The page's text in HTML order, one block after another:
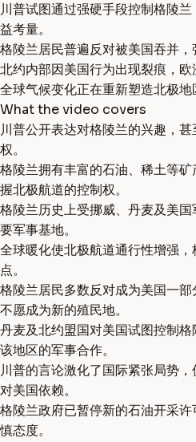
川普试图通过强硬手段控制格陵
益考量。
格陵兰居民普遍反对被美国吞并，
北约内部因美国行为出现裂痕，欧
全球气候变化正在重新塑造北极地
What the video covers
川普公开表达对格陵兰的兴趣，
权。
格陵兰拥有丰富的石油、稀土等
握北极航道的控制权。
格陵兰历史上受挪威、丹麦及美
要军事基地。
全球暖化使北极航道通行性增强
点。
格陵兰居民多数反对成为美国一部
不愿成为新的殖民地。
丹麦及北约盟国对美国试图控制
该地区的军事合作。
川普的言论激化了国际紧张局势
对美国依赖。
格陵兰政府已暂停新的石油开采
慎态度。